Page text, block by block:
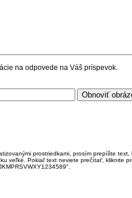
na odpovede na Váš príspevok.
prostriedkami, prosím prepíšte text,
veľké. Pokiaľ text neviete prečítať, kliknite